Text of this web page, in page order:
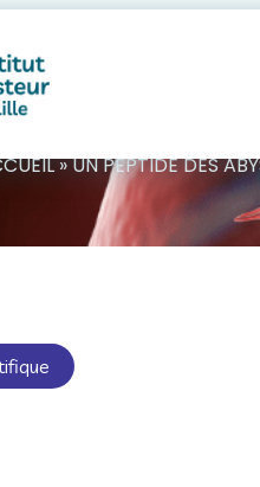
»UN PEPTIDE DES